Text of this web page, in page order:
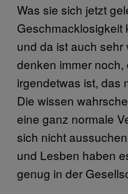
Was sie sich jetzt
Geschmacklosigkeit
und da ist auch sehr
denken immer
irgendetwas ist, das
Die wissen
eine ganz normale
sich nicht
und Lesben haben
genug in der